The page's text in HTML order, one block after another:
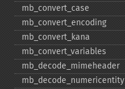
mb_​convert_​case
mb_​convert_​encoding
mb_​convert_​kana
mb_​convert_​variables
mb_​decode_​mimeheader
mb_​decode_​numericentity